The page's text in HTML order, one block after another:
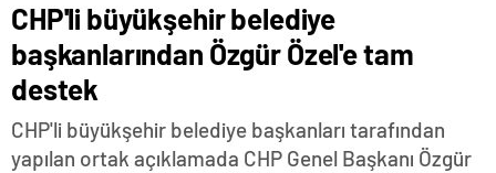
CHP'li büyükşehir belediye
başkanlarından Özgür Özel'e tam
destek
CHP'li büyükşehir belediye başkanları tarafından
yapılan ortak açıklamada CHP Genel Başkanı Özgür